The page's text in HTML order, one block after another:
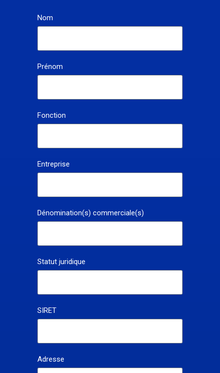
Nom
Prénom
Fonction
Entreprise
Dénomination(s) commerciale(s)
Statut juridique
SIRET
Adresse